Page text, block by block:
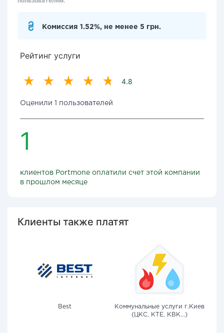
Комиссия 1.52%, не менее 5 грн.
Рейтинг услуги
4.8
Оценили 1 пользователей
1
клиентов Portmone оплатили счет этой компании
в прошлом месяце
Клиенты также платят
Best
Коммунальные услуги г.Киев
(ЦКС, КТЕ, КВК...)